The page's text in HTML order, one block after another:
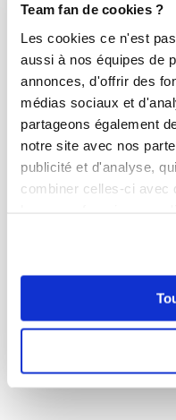
Team fan de cookies ?
Les cookies ce n'est
aussi à nos équipes de
annonces, d'offrir des
médias sociaux et
partageons également
notre site avec nos
publicité et d'analyse,
combiner celles-ci avec
QUENELLES A LA